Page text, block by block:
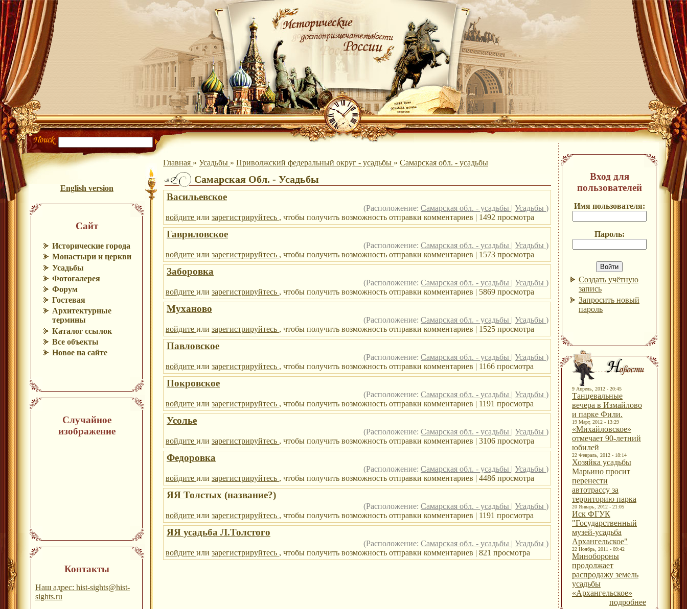
English version
Сайт
Исторические города
Монастыри и церкви
Усадьбы
Фотогалерея
Форум
Гостевая
Архитектурные
термины
Каталог ссылок
Все объекты
Новое на сайте
Случайное
изображение
Контакты
Наш адрес: hist-sights@hist-
sights.ru
Главная » Усадьбы » Приволжский федеральный округ - усадьбы » Самарская обл. - усадьбы
Самарская Обл. - Усадьбы
Васильевское
(Расположение: Самарская обл. - усадьбы | Усадьбы )
войдите или зарегистрируйтесь , чтобы получить возможность отправки комментариев | 1492 просмотра
Гавриловское
(Расположение: Самарская обл. - усадьбы | Усадьбы )
войдите или зарегистрируйтесь , чтобы получить возможность отправки комментариев | 1573 просмотра
Заборовка
(Расположение: Самарская обл. - усадьбы | Усадьбы )
войдите или зарегистрируйтесь , чтобы получить возможность отправки комментариев | 5869 просмотра
Муханово
(Расположение: Самарская обл. - усадьбы | Усадьбы )
войдите или зарегистрируйтесь , чтобы получить возможность отправки комментариев | 1525 просмотра
Павловское
(Расположение: Самарская обл. - усадьбы | Усадьбы )
войдите или зарегистрируйтесь , чтобы получить возможность отправки комментариев | 1166 просмотра
Покровское
(Расположение: Самарская обл. - усадьбы | Усадьбы )
войдите или зарегистрируйтесь , чтобы получить возможность отправки комментариев | 1191 просмотра
Усолье
(Расположение: Самарская обл. - усадьбы | Усадьбы )
войдите или зарегистрируйтесь , чтобы получить возможность отправки комментариев | 3106 просмотра
Федоровка
(Расположение: Самарская обл. - усадьбы | Усадьбы )
войдите или зарегистрируйтесь , чтобы получить возможность отправки комментариев | 4486 просмотра
ЯЯ Толстых (название?)
(Расположение: Самарская обл. - усадьбы | Усадьбы )
войдите или зарегистрируйтесь , чтобы получить возможность отправки комментариев | 1191 просмотра
ЯЯ усадьба Л.Толстого
(Расположение: Самарская обл. - усадьбы | Усадьбы )
войдите или зарегистрируйтесь , чтобы получить возможность отправки комментариев | 821 просмотра
Вход для
пользователей
Имя пользователя:
Пароль:
Создать учётную
запись
Запросить новый
пароль
9 Апрель, 2012 - 20:45
Танцевальные
вечера в Измайлово
и парке Фили.
19 Март, 2012 - 13:29
«Михайловское»
отмечает 90-летний
юбилей
22 Февраль, 2012 - 18:14
Хозяйка усадьбы
Марьино просит
перенести
автотрассу за
территорию парка
20 Январь, 2012 - 21:05
Иск ФГУК
"Государственный
музей-усадьба
Архангельское"
22 Ноябрь, 2011 - 09:42
Минобороны
продолжает
распродажу земель
усадьбы
«Архангельское»
подробнее